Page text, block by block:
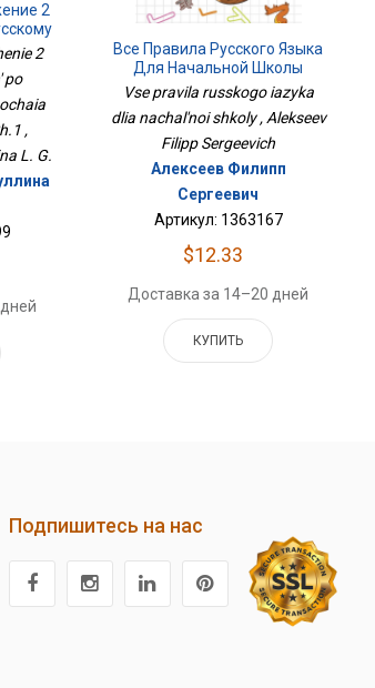
2
В 2-
2
po
,
L. G.
Все Правила Русского Языка
Для Начальной Школы
Vse pravila russkogo iazyka
dlia nachal'noi shkoly , Alekseev
Filipp Sergeevich
Алексеев Филипп
Сергеевич
Артикул: 1363167
$12.33
Доставка за 14–20 дней
КУПИТЬ
Подпишитесь на нас